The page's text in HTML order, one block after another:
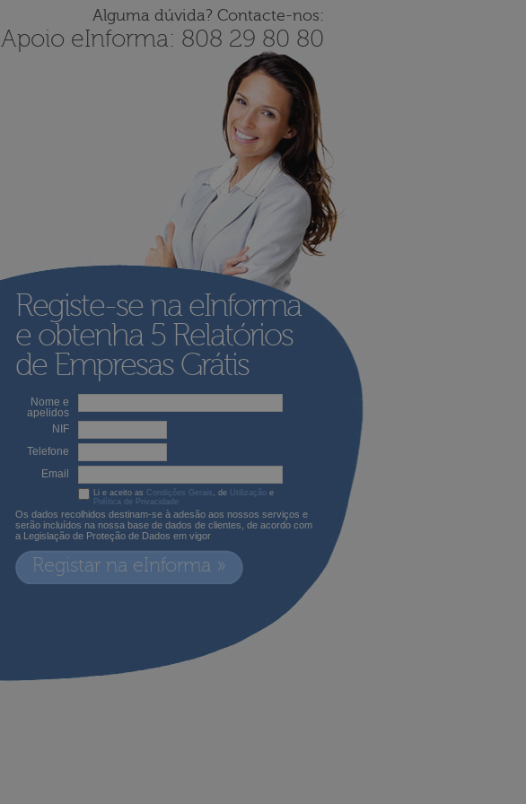
Alguma dúvida? Contacte-nos:
Apoio eInforma: 808 29 80 80
Registe-se na eInforma
e obtenha5 Relatórios
de Empresas Grátis
Nome e
apelidos
NIF
Telefone
Email
Li e aceito as Condições Gerais , de Utilização e
Política de Privacidade
Os dados recolhidos destinam-se à adesão aos nossos serviços e
serão incluídos na nossa base de dados de clientes, de acordo com
a Legislação de Proteção de Dados em vigor
Registar na eInforma »